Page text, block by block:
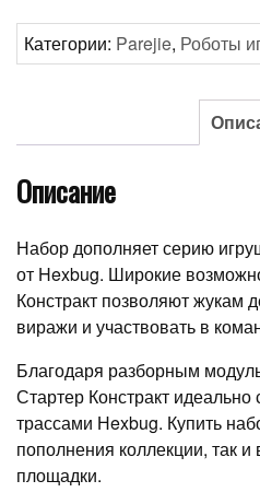
Категории: Parejie, Роботы
Описание
Набор дополняет серию
от Hexbug. Широкие
Констракт позволяют жукам
виражи и участвовать в
Благодаря разборным
Стартер Констракт идеально
трассами Нexbug. Купить
пополнения коллекции, так
площадки.